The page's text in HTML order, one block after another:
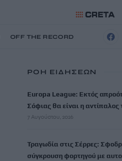
OFF THE RECORD
ΡΟΗ ΕΙΔΗΣΕΩΝ
Europa League: Εκτός
Σόφιας θα είναι η
7 Αυγούστου, 2026
Τραγωδία στις Σέρρες:
σύγκρουση φορτηγού με